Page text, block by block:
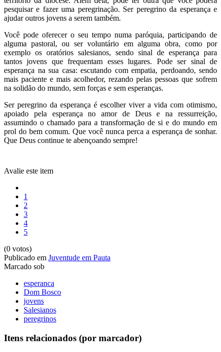
pesquisar e fazer uma peregrinação. Ser peregrino da esperança e
ajudar outros jovens a serem também.
Você pode oferecer o seu tempo numa paróquia, participando de
alguma pastoral, ou ser voluntário em alguma obra, como por
exemplo os oratórios salesianos, sendo sinal de esperança para
tantos jovens que frequentam esses lugares. Pode ser sinal de
esperança na sua casa: escutando com empatia, perdoando, sendo
mais paciente e mais acolhedor, rezando pelas pessoas que sofrem
na solidão do mundo, sem forças e sem esperanças.
Ser peregrino da esperança é escolher viver a vida com otimismo,
apoiado pela esperança no amor de Deus e na ressurreição,
assumindo o chamado para a transformação de si e do mundo em
prol do bem comum. Que você nunca perca a esperança de sonhar.
Que Deus continue te abençoando sempre!
Avalie este item
1
2
3
4
5
(0 votos)
Publicado em Juventude em Pauta
Marcado sob
esperanca
Dom Bosco
jovens
Salesianos
peregrinos
Itens relacionados (por marcador)